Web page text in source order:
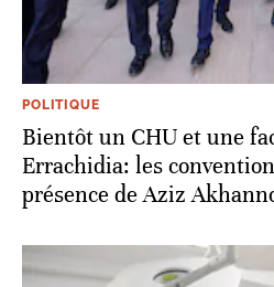
POLITIQUE
Bientôt un CHU et une
Errachidia: les
présence de Aziz